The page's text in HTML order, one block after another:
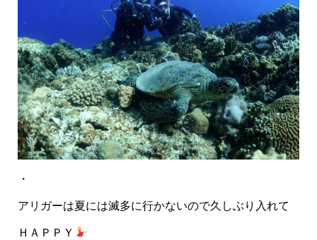
・
アリガーは夏には滅多に行かないので久しぶり入れて
ＨＡＰＰＹ